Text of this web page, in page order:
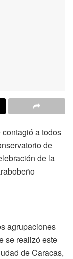
a todos
de
de la
agrupaciones
se realizó este
de Caracas,